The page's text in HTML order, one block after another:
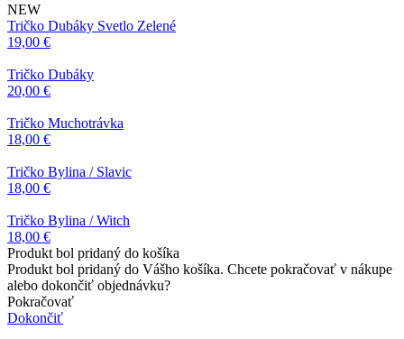
NEW
Tričko Dubáky Svetlo Zelené
19,00 €
Tričko Dubáky
20,00 €
Tričko Muchotrávka
18,00 €
Tričko Bylina / Slavic
18,00 €
Tričko Bylina / Witch
18,00 €
Produkt bol pridaný do košíka
Produkt bol pridaný do Vášho košíka. Chcete pokračovať v nákupe
alebo dokončiť objednávku?
Pokračovať
Dokončiť